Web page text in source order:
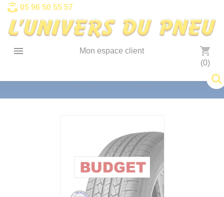
05 96 50 55 57
 Mon espace client shopping_cart
(0)
Panneau de gestion des cookies